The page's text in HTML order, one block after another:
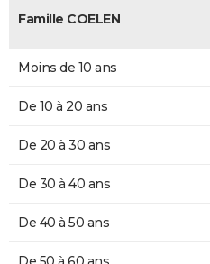
Famille COELEN
Moins de 10 ans
De 10 à 20 ans
De 20 à 30 ans
De 30 à 40 ans
De 40 à 50 ans